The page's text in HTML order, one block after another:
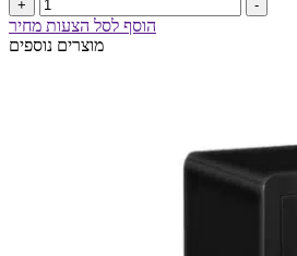
+ -
הוסף לסל הצעות מחיר
מוצרים נוספים